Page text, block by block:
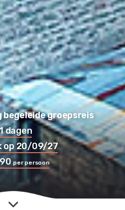
groepsreis
op 20/09/27
dagen
per persoon